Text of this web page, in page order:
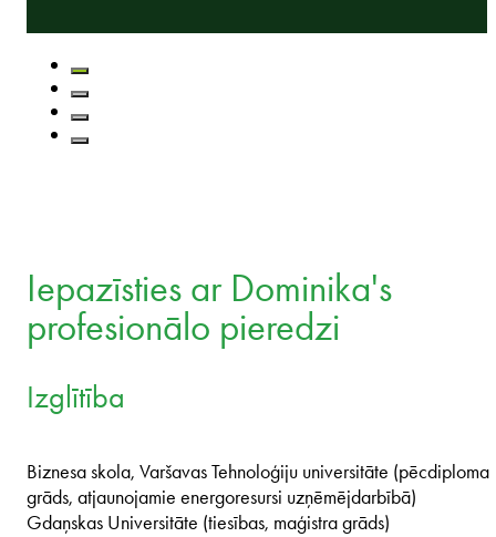
Iepazīsties ar Dominika's
profesionālo pieredzi
Izglītība
Biznesa skola, Varšavas Tehnoloģiju universitāte (pēcdiploma
grāds, atjaunojamie energoresursi uzņēmējdarbībā)
Gdaņskas Universitāte (tiesības, maģistra grāds)